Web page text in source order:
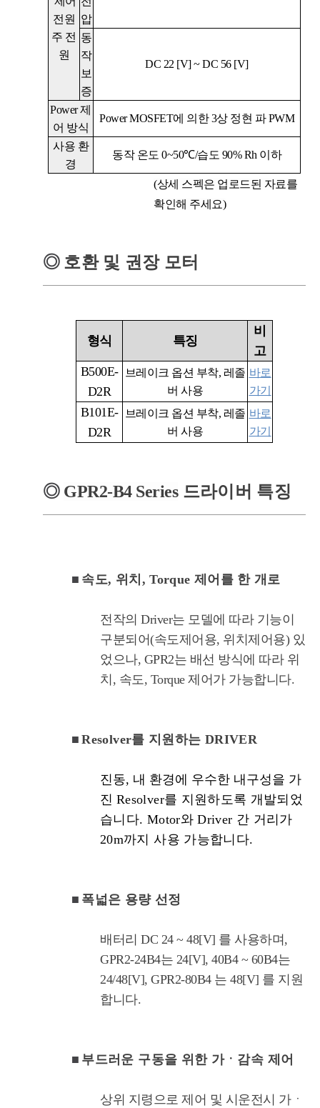
전원
주 전
원
압
동
작
보
증
DC 22 [V]~DC 56 [V]
Power제
어 방식
Power MOSFET에 의한3상 정현 파PWM
사용 환
경
동작 온도 0~50℃/습도 90% Rh 이하
(상세 스펙은 업로드된 자료를
확인해 주세요)
◎ 호환 및 권장 모터
형식 특징
비
고
B500E-
D2R
브레이크 옵션 부착, 레졸
버 사용
바로
가기
B101E-
D2R
브레이크 옵션 부착, 레졸
버 사용
바로
가기
◎ GPR2-B4 Series드라이버 특징
■ 속도, 위치, Torque 제어를 한 개로
전작의 Driver는 모델에 따라 기능이
구분되어(속도제어용, 위치제어용) 있
었으나, GPR2는 배선 방식에 따라 위
치, 속도, Torque 제어가 가능합니다.
■ Resolver를 지원하는 DRIVER
진동, 내 환경에 우수한 내구성을 가
진 Resolver를 지원하도록 개발되었
습니다. Motor와 Driver 간 거리가
20m까지 사용 가능합니다.
■ 폭넓은 용량 선정
배터리 DC 24 ~ 48[V] 를 사용하며,
GPR2-24B4는 24[V], 40B4 ~ 60B4는
24/48[V], GPR2-80B4 는 48[V] 를 지원
합니다.
■ 부드러운 구동을 위한 가ㆍ감속 제어
상위 지령으로 제어 및 시운전시 가ㆍ